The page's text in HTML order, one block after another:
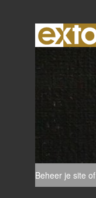
Beheer je site of